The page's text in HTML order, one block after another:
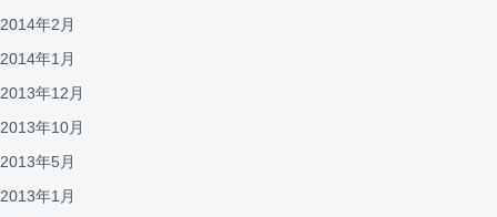
2014年2月
2014年1月
2013年12月
2013年10月
2013年5月
2013年1月